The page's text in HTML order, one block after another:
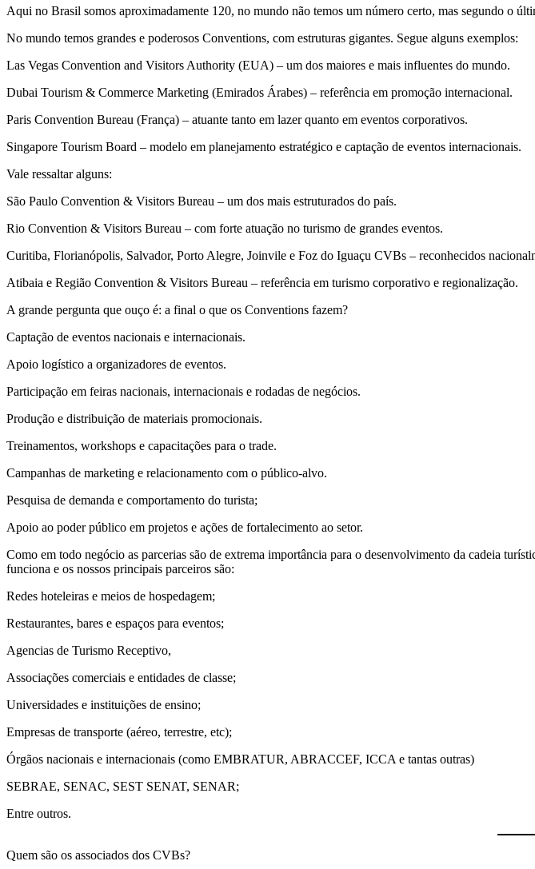
Aqui no Brasil somos aproximadamente 120, no mundo não temos um número certo, mas segundo o
No mundo temos grandes e poderosos Conventions, com estruturas gigantes. Segue alguns exemplos:
Las Vegas Convention and Visitors Authority (EUA) – um dos maiores e mais influentes do mundo.
Dubai Tourism & Commerce Marketing (Emirados Árabes) – referência em promoção internacional.
Paris Convention Bureau (França) – atuante tanto em lazer quanto em eventos corporativos.
Singapore Tourism Board – modelo em planejamento estratégico e captação de eventos internacionais.
Vale ressaltar alguns:
São Paulo Convention & Visitors Bureau – um dos mais estruturados do país.
Rio Convention & Visitors Bureau – com forte atuação no turismo de grandes eventos.
Curitiba, Florianópolis, Salvador, Porto Alegre, Joinvile e Foz do Iguaçu CVBs – reconhecidos
Atibaia e Região Convention & Visitors Bureau – referência em turismo corporativo e regionalização.
A grande pergunta que ouço é: a final o que os Conventions fazem?
Captação de eventos nacionais e internacionais.
Apoio logístico a organizadores de eventos.
Participação em feiras nacionais, internacionais e rodadas de negócios.
Produção e distribuição de materiais promocionais.
Treinamentos, workshops e capacitações para o trade.
Campanhas de marketing e relacionamento com o público-alvo.
Pesquisa de demanda e comportamento do turista;
Apoio ao poder público em projetos e ações de fortalecimento ao setor.
Como em todo negócio as parcerias são de extrema importância para o desenvolvimento da cadeia
funciona e os nossos principais parceiros são:
Redes hoteleiras e meios de hospedagem;
Restaurantes, bares e espaços para eventos;
Agencias de Turismo Receptivo,
Associações comerciais e entidades de classe;
Universidades e instituições de ensino;
Empresas de transporte (aéreo, terrestre, etc);
Órgãos nacionais e internacionais (como EMBRATUR, ABRACCEF, ICCA e tantas outras)
SEBRAE, SENAC, SEST SENAT, SENAR;
Entre outros.
Quem são os associados dos CVBs?